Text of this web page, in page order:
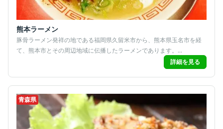
熊本ラーメン
豚骨ラーメン発祥の地である福岡県久留米市から、熊本県玉名市を経
て、熊本市とその周辺地域に伝播したラーメンであります。...
詳細を見る
青森県